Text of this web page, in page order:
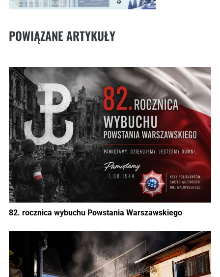
POWIĄZANE ARTYKUŁY
82. rocznica wybuchu Powstania Warszawskiego